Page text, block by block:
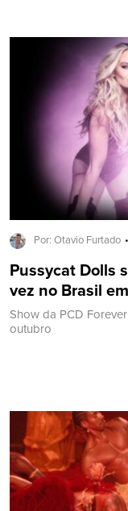
Por: Otavio Furtado
Pussycat Dolls
vez no Brasil
Show da PCD
outubro